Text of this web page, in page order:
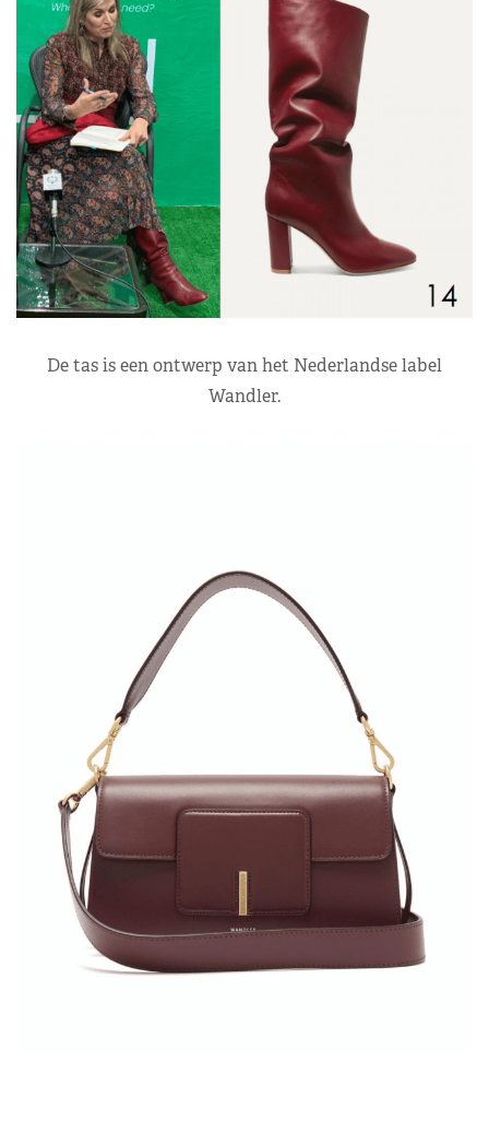
De tas is een ontwerp van het Nederlandse label
Wandler.